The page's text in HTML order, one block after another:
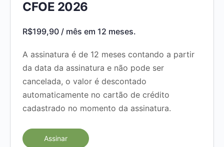
CFOE 2026
R$199,90 / mês em 12 meses.
A assinatura é de 12 meses contando a partir
da data da assinatura e não pode ser
cancelada, o valor é descontado
automaticamente no cartão de crédito
cadastrado no momento da assinatura.
Assinar